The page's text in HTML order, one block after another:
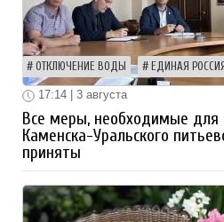
ОТКЛЮЧЕНИЕ ВОДЫ ЕДИНАЯ РОССИЯ
17:14 | 3 августа
Все меры, необходимые для
Каменска-Уральского
приняты